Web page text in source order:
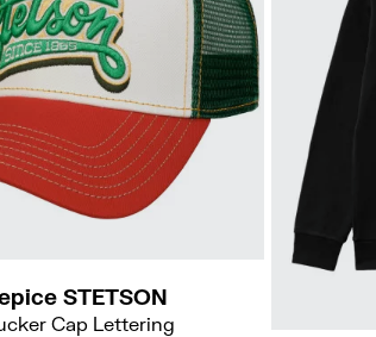
STETSON
Cap Lettering